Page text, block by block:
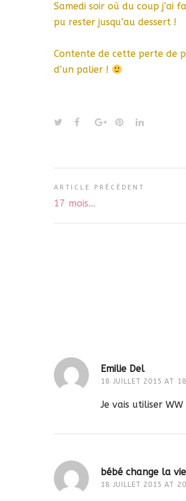
Samedi soir où du coup j’ai
pu rester jusqu’au dessert !
Contente de cette perte de
d’un palier !
ARTICLE PRÉCÉDENT
17 mois…
Emilie Del
18 JUILLET 2015 AT
Je vais utiliser
bébé change la vie
18 JUILLET 2015 AT